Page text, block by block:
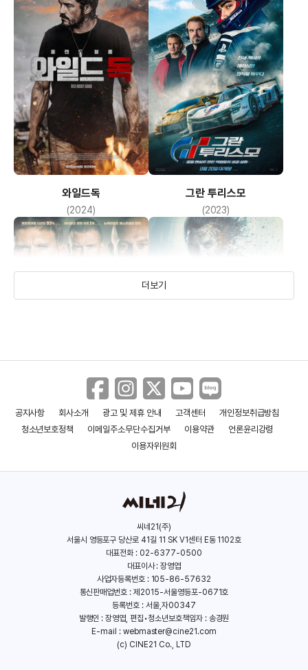
와일드독
(2024)
그란 투리스모
(2023)
아웃포스트
캐리비안의 해적: 죽은 자는
더보기
공지사항 회사소개 광고 및 제휴 안내 고객센터
개인정보취급방침
청소년보호정책
이메일주소무단수집거부 이용약관
언론윤리강령
이용자위원회
씨네21(주)
서울시 영등포구 당산로 41길 11 SK V1센터 E동 1102호
대표전화 : 02-6377-0500
대표이사 : 장영엽
사업자등록번호 : 105-86-57632
통신판매업번호 : 제2015-서울영등포-0671호
등록번호 : 서울,자00347
발행인 : 장영엽, 편집•청소년보호책임자 : 송경원
E-mail : webmaster@cine21.com
(c) CINE21 Co., LTD